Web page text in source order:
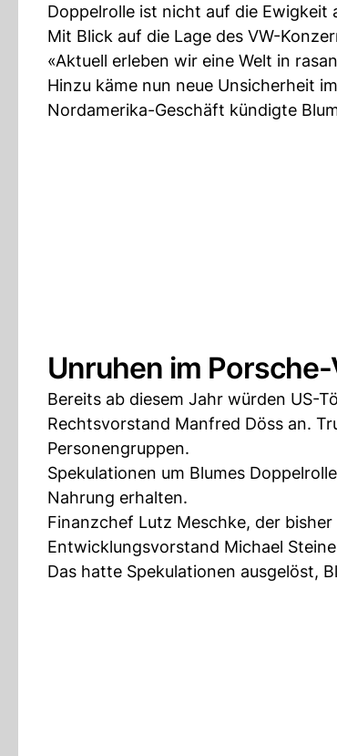
Doppelrolle ist nicht auf die Ewigkeit
Mit Blick auf die Lage des VW-
«Aktuell erleben wir eine Welt in
Hinzu käme nun neue Unsicherheit
Nordamerika-Geschäft kündigte
Unruhen im
Bereits ab diesem Jahr würden US-
Rechtsvorstand Manfred Döss an.
Personengruppen.
Spekulationen um Blumes
Nahrung erhalten.
Finanzchef Lutz Meschke, der bisher
Entwicklungsvorstand Michael
Das hatte Spekulationen ausgelöst,